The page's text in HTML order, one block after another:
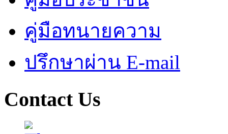
คู่มือทนายความ
ปรึกษาผ่าน E-mail
Contact Us